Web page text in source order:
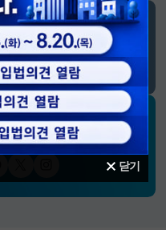
닫기
SNS 소식
터(X)
유튜브인스타그램
윤철 장관의
채널